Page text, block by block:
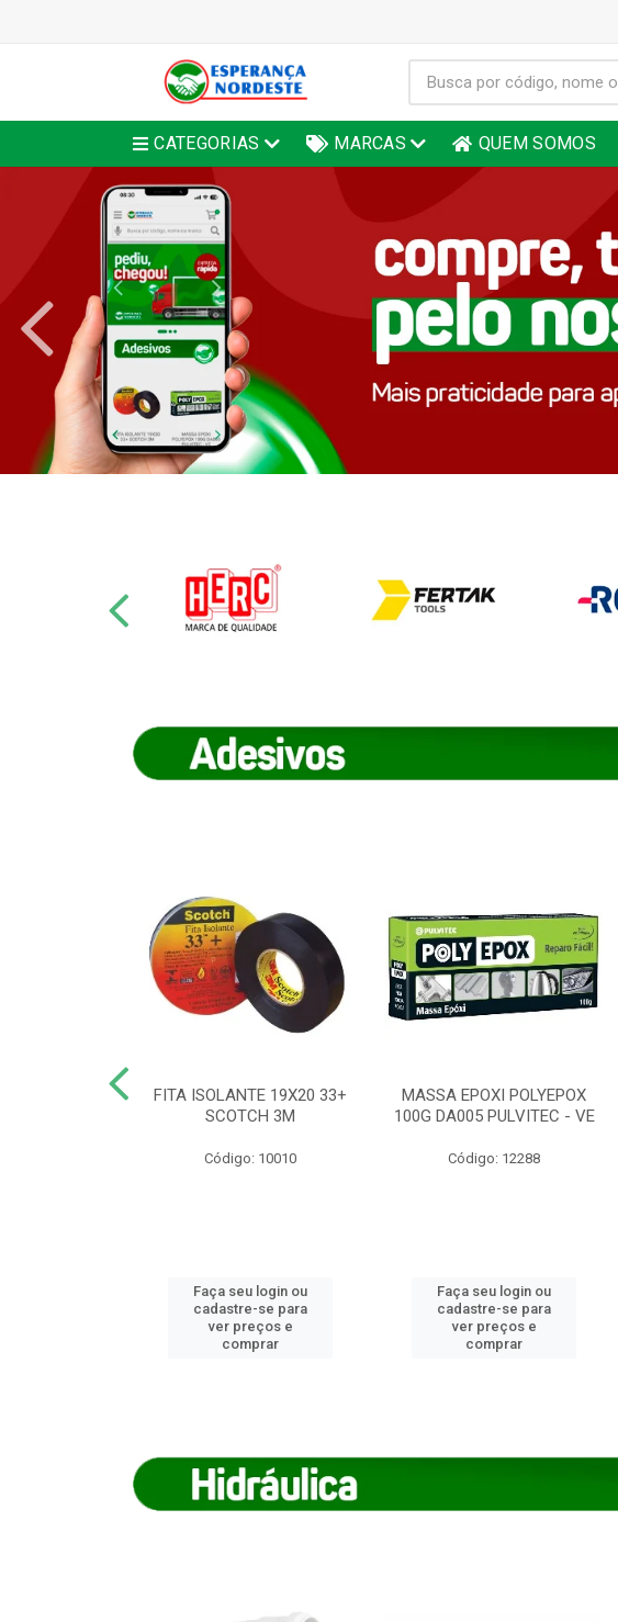
CATEGORIAS MARCAS QUEM SOMOS
FITA ISOLANTE 19X20 33+
SCOTCH 3M
Código: 10010
Faça seu login ou
cadastre-se para
ver preços e
comprar
MASSA EPOXI POLYEPOX
100G DA005 PULVITEC - VE
Código: 12288
Faça seu login ou
cadastre-se para
ver preços e
comprar